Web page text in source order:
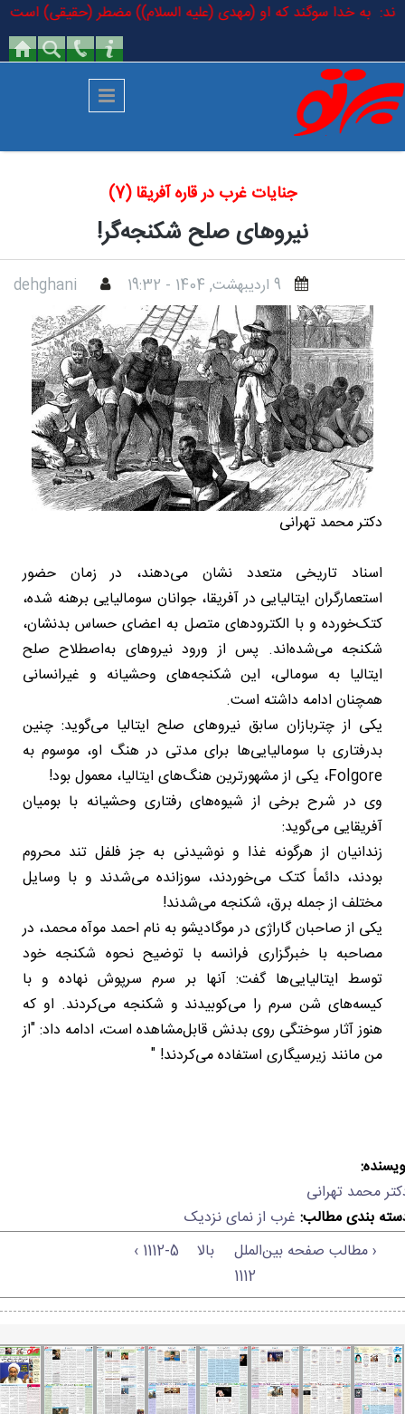
رفتن به محتوای اصلی
به خدا سوگند که او (مهدی (علیه السلام)) مضطر (حقیقی) است
جنایات غرب در قاره آفریقا (7)
نیروهای صلح شکنجه‌گر!
9 ارديبهشت, 1404 - 19:32 dehghani
دکتر محمد تهرانی
اسناد تاریخی متعدد نشان می‌دهند، در زمان حضور
استعمارگران ایتالیایی در آفریقا، جوانان سومالیایی برهنه شده،
کتک‌خورده و با الکترودهای متصل به اعضای حساس بدنشان،
شکنجه می‌شده‌اند. پس از ورود نیروهای به‌اصطلاح صلح
ایتالیا به سومالی، این شکنجه‌های وحشیانه و غیرانسانی
همچنان ادامه داشته است.
یکی از چتربازان سابق نیروهای صلح ایتالیا می‌گوید: چنین
بدرفتاری با سومالیایی‌ها برای مدتی در هنگ او، موسوم به
Folgore، یکی از مشهورترین هنگ‌های ایتالیا، معمول بود!
وی در شرح برخی از شیوه‌های رفتاری وحشیانه با بومیان
آفریقایی می‌گوید:
زندانیان از هرگونه غذا و نوشیدنی به جز فلفل تند محروم
بودند، دائماً کتک می‌خوردند، سوزانده می‌شدند و با وسایل
مختلف از جمله برق، شکنجه می‌شدند!
یکی از صاحبان گاراژی در موگادیشو به نام احمد موآه محمد، در
مصاحبه با خبرگزاری فرانسه با توضیح نحوه شکنجه خود
توسط ایتالیایی‌ها گفت: آنها بر سرم سرپوش نهاده و با
کیسه‌های شن سرم را می‌کوبیدند و شکنجه می‌کردند. او که
هنوز آثار سوختگی روی بدنش قابل‌مشاهده است، ادامه داد: "از
من مانند زیرسیگاری استفاده می‌کردند! "
محمد تهرانی
بندی مطالب: غرب از نمای نزدیک
‹ مطالب صفحه بین‌الملل
1112
بالا 1112-5 ›